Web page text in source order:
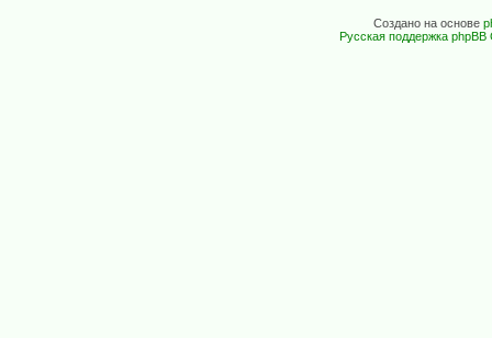
Создано на основе
Русская поддержка phpBB